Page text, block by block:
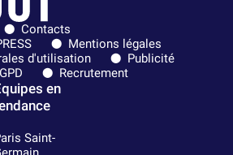
Contacts
Mentions légales
d'utilisation
Publicité
Recrutement
en
Saint-